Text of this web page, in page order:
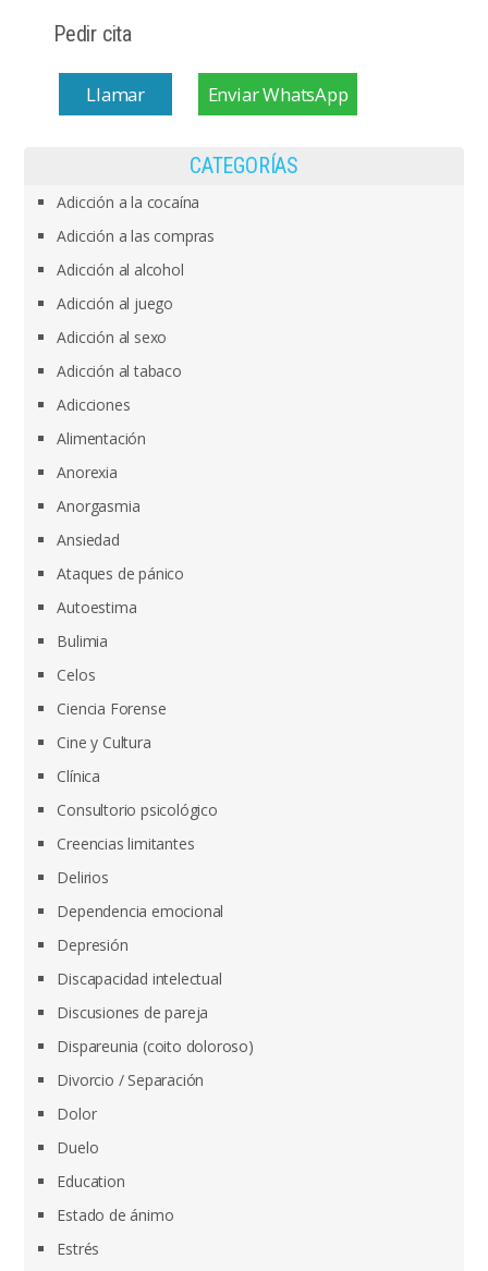
Pedir cita
Llamar Enviar WhatsApp
CATEGORÍAS
Adicción a la cocaína
Adicción a las compras
Adicción al alcohol
Adicción al juego
Adicción al sexo
Adicción al tabaco
Adicciones
Alimentación
Anorexia
Anorgasmia
Ansiedad
Ataques de pánico
Autoestima
Bulimia
Celos
Ciencia Forense
Cine y Cultura
Clínica
Consultorio psicológico
Creencias limitantes
Delirios
Dependencia emocional
Depresión
Discapacidad intelectual
Discusiones de pareja
Dispareunia (coito doloroso)
Divorcio / Separación
Dolor
Duelo
Education
Estado de ánimo
Estrés